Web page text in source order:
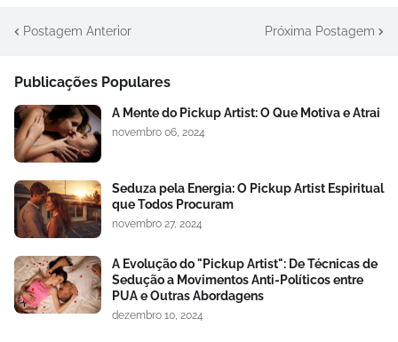
Postagem Anterior Próxima Postagem
Publicações Populares
A Mente do Pickup Artist: O Que Motiva e Atrai
novembro 06, 2024
Seduza pela Energia: O Pickup Artist Espiritual
que Todos Procuram
novembro 27, 2024
A Evolução do "Pickup Artist": De Técnicas de
Sedução a Movimentos Anti-Políticos entre
PUA e Outras Abordagens
dezembro 10, 2024